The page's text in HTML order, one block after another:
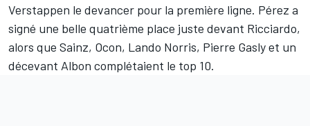
Verstappen le devancer pour la première ligne. Pérez a
signé une belle quatrième place juste devant Ricciardo,
alors que Sainz, Ocon, Lando Norris, Pierre Gaslyet un
décevant Albon complétaient le top 10.